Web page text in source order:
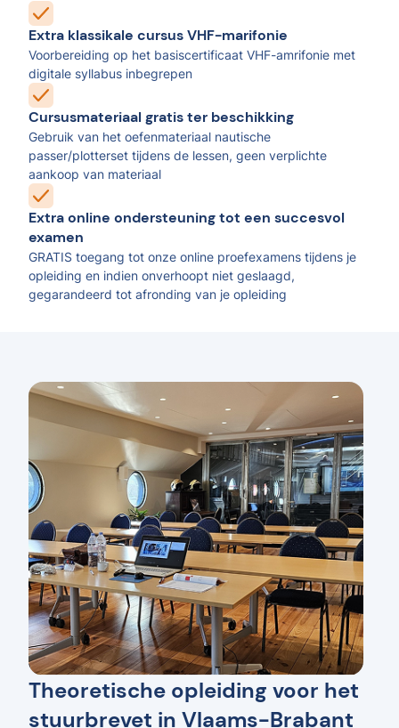
Extra klassikale cursus VHF-marifonie
Voorbereiding op het basiscertificaat VHF-amrifonie met
digitale syllabus inbegrepen
Cursusmateriaal gratis ter beschikking
Gebruik van het oefenmateriaal nautische
passer/plotterset tijdens de lessen, geen verplichte
aankoop van materiaal
Extra online ondersteuning tot een succesvol
examen
GRATIS toegang tot onze online proefexamens tijdens je
opleiding en indien onverhoopt niet geslaagd,
gegarandeerd tot afronding van je opleiding
Theoretische opleiding voor het
stuurbrevet in Vlaams-Brabant